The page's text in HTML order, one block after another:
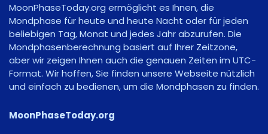
MoonPhaseToday.org ermöglicht es Ihnen, die
Mondphase für heute und heute Nacht oder für jeden
beliebigen Tag, Monat und jedes Jahr abzurufen. Die
Mondphasenberechnung basiert auf Ihrer Zeitzone,
aber wir zeigen Ihnen auch die genauen Zeiten im UTC-
Format. Wir hoffen, Sie finden unsere Webseite nützlich
und einfach zu bedienen, um die Mondphasen zu finden.
MoonPhaseToday.org